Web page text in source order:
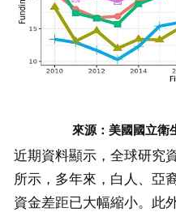
來源： 美國國立衛
近期資料顯示，全球研究
所示，多年來，白人、亞
資金差距已大幅縮小。此